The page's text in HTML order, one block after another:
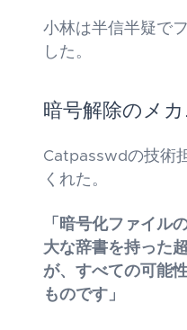
小林は半信半疑で
した。
暗号解除のメ
Catpasswdの技術
くれた。
「暗号化ファイル
大な辞書を持った
が、すべての可能
ものです」